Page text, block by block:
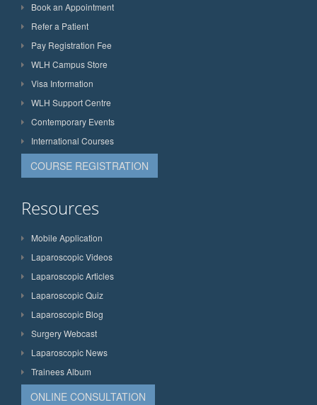
Book an Appointment
Refer a Patient
Pay Registration Fee
WLH Campus Store
Visa Information
WLH Support Centre
Contemporary Events
International Courses
COURSE REGISTRATION
Resources
Mobile Application
Laparoscopic Videos
Laparoscopic Articles
Laparoscopic Quiz
Laparoscopic Blog
Surgery Webcast
Laparoscopic News
Trainees Album
ONLINE CONSULTATION